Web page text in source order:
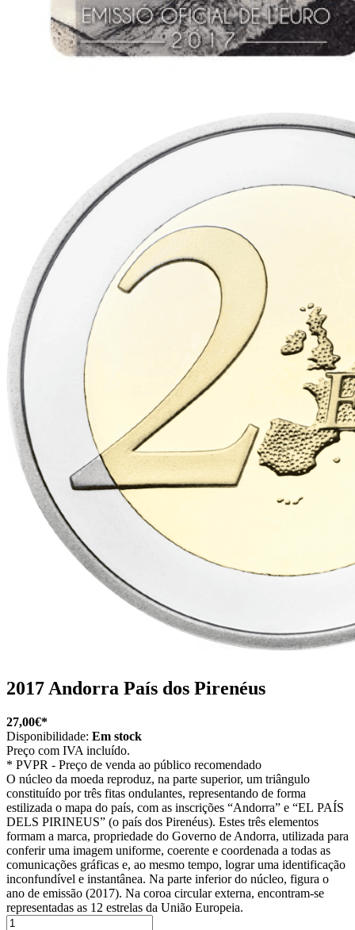
2017 Andorra País dos Pirenéus
27,00€*
Disponibilidade: Em stock
Preço com IVA incluído.
* PVPR - Preço de venda ao público recomendado
O núcleo da moeda reproduz, na parte superior, um triângulo
constituído por três fitas ondulantes, representando de forma
estilizada o mapa do país, com as inscrições “Andorra” e “EL PAÍS
DELS PIRINEUS” (o país dos Pirenéus). Estes três elementos
formam a marca, propriedade do Governo de Andorra, utilizada para
conferir uma imagem uniforme, coerente e coordenada a todas as
comunicações gráficas e, ao mesmo tempo, lograr uma identificação
inconfundível e instantânea. Na parte inferior do núcleo, figura o
ano de emissão (2017). Na coroa circular externa, encontram‑se
representadas as 12 estrelas da União Europeia.